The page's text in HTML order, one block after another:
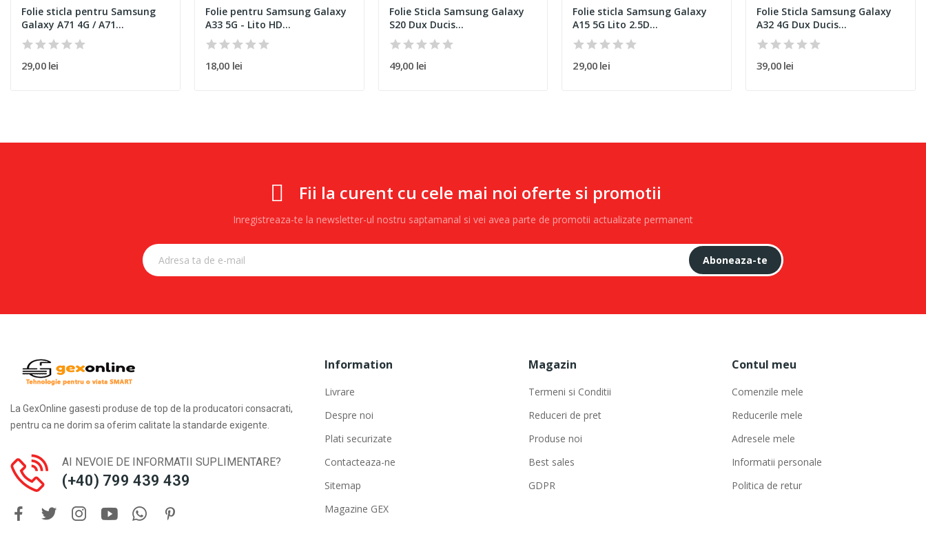
Folie sticla pentru Samsung
Galaxy A71 4G / A71...
29,00 lei
Folie pentru Samsung Galaxy
A33 5G - Lito HD...
18,00 lei
Folie Sticla Samsung Galaxy
S20 Dux Ducis...
49,00 lei
Folie sticla Samsung Galaxy
A15 5G Lito 2.5D...
29,00 lei
Folie Sticla Samsung Galaxy
A32 4G Dux Ducis...
39,00 lei
Fii la curent cu cele mai noi oferte si promotii
Inregistreaza-te la newsletter-ul nostru saptamanal si vei avea parte de promotii actualizate permanent
Aboneaza-te
La GexOnline gasesti produse de top de la producatori consacrati,
pentru ca ne dorim sa oferim calitate la standarde exigente.
AI NEVOIE DE INFORMATII SUPLIMENTARE?
(+40) 799 439 439
Information
Livrare
Despre noi
Plati securizate
Contacteaza-ne
Sitemap
Magazine GEX
Magazin
Termeni si Conditii
Reduceri de pret
Produse noi
Best sales
GDPR
Contul meu
Comenzile mele
Reducerile mele
Adresele mele
Informatii personale
Politica de retur